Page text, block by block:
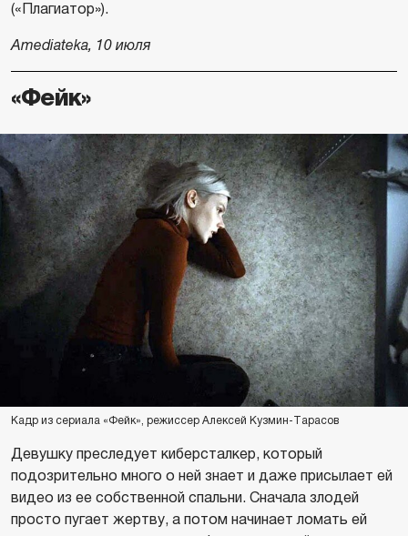
(«Плагиатор»).
Amediateka, 10 июля
«Фейк»
Кадр из сериала «Фейк», режиссер Алексей Кузмин-Тарасов
Девушку преследует киберсталкер, который
подозрительно много о ней знает и даже присылает ей
видео из ее собственной спальни. Сначала злодей
просто пугает жертву, а потом начинает ломать ей